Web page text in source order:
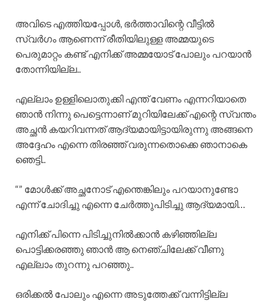
അവിടെ എത്തിയപ്പോൾ, ഭർത്താവിന്റെ വീട്ടിൽ
സ്വർഗം ആണെന്ന് രീതിയിലുള്ള അമ്മയുടെ
പെരുമാറ്റം കണ്ട് എനിക്ക് അമ്മയോട് പോലും പറയാൻ
തോന്നിയില്ല..
എല്ലാം ഉള്ളിലൊതുക്കി എന്ത് വേണം എന്നറിയാതെ
ഞാൻ നിന്നു പെട്ടെന്നാണ് മുറിയിലേക്ക് എന്റെ സ്വന്തം
അച്ഛൻ കയറിവന്നത് ആദ്യമായിട്ടായിരുന്നു അങ്ങനെ
അദ്ദേഹം എന്നെ തിരഞ്ഞ് വരുന്നതൊക്കെ ഞാനാകെ
ഞെട്ടി..
“” മോൾക്ക് അച്ഛനോട് എന്തെങ്കിലും പറയാനുണ്ടോ
എന്ന് ചോദിച്ചു എന്നെ ചേർത്തുപിടിച്ചു ആദ്യമായി…
എനിക്ക് പിന്നെ പിടിച്ചുനിൽക്കാൻ കഴിഞ്ഞില്ല
പൊട്ടിക്കരഞ്ഞു ഞാൻ ആ നെഞ്ചിലേക്ക് വീണു
എല്ലാം തുറന്നു പറഞ്ഞു..
ഒരിക്കൽ പോലും എന്നെ അടുത്തേക്ക് വന്നിട്ടില്ല